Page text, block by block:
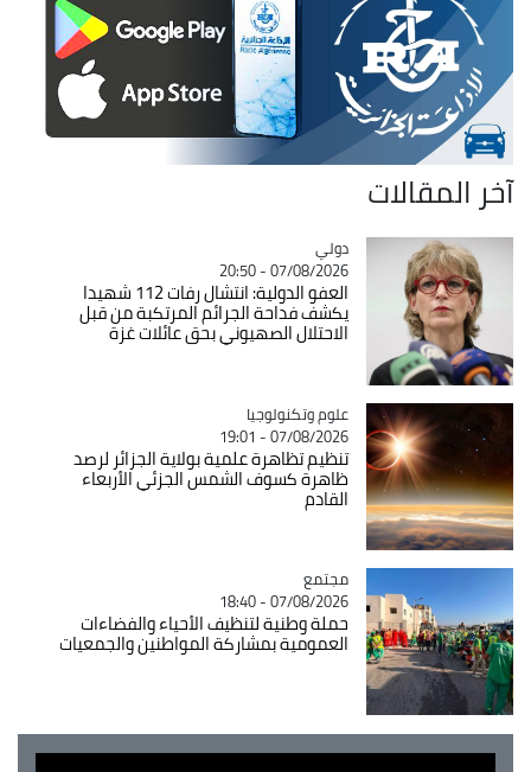
آخر المقالات
Catégorie
دولي
07/08/2026 - 20:50
العفو الدولية: انتشال رفات 112 شهيدا
يكشف فداحة الجرائم المرتكبة من قبل
الاحتلال الصهيوني بحق عائلات غزة
Catégorie
علوم وتكنولوجيا
07/08/2026 - 19:01
تنظيم تظاهرة علمية بولاية الجزائر لرصد
ظاهرة كسوف الشمس الجزئي الأربعاء
القادم
Catégorie
مجتمع
07/08/2026 - 18:40
حملة وطنية لتنظيف الأحياء والفضاءات
العمومية بمشاركة المواطنين والجمعيات